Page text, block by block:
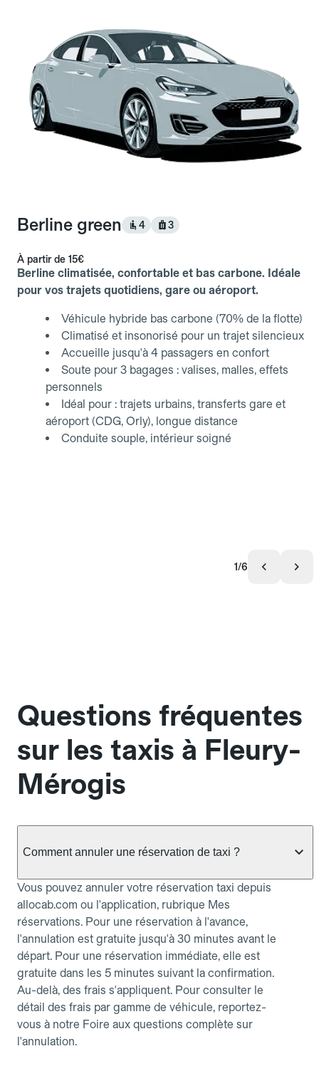
Berline green 4 3
À partir de 15€
Berline climatisée, confortable et bas carbone. Idéale
pour vos trajets quotidiens, gare ou aéroport.
Véhicule hybride bas carbone (70% de la flotte)
Climatisé et insonorisé pour un trajet silencieux
Accueille jusqu'à 4 passagers en confort
Soute pour 3 bagages : valises, malles, effets
personnels
Idéal pour : trajets urbains, transferts gare et
aéroport (CDG, Orly), longue distance
Conduite souple, intérieur soigné
1/6
Questions fréquentes
sur les taxis à Fleury-
Mérogis
Comment annuler une réservation de taxi ?
Vous pouvez annuler votre réservation taxi depuis
allocab.com ou l'application, rubrique Mes
réservations. Pour une réservation à l'avance,
l'annulation est gratuite jusqu'à 30 minutes avant le
départ. Pour une réservation immédiate, elle est
gratuite dans les 5 minutes suivant la confirmation.
Au-delà, des frais s'appliquent. Pour consulter le
détail des frais par gamme de véhicule, reportez-
vous à notre Foire aux questions complète sur
l'annulation.